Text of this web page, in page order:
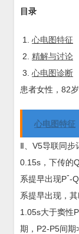
目录
心电图特征
精解与讨论
心电图诊断
患者女性，82
心电图特征
Ⅱ、V5导联同步
0.15s，下传的
系提早出现P--
系提早出现，
1.05s大于窦性
期，P2-P5间期